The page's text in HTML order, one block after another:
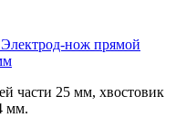
Электрод-нож прямой
части 25 мм, хвостовик
мм.